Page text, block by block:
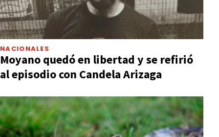
NACIONALES
Moyano quedó en libertad y se refirió
al episodio con Candela Arizaga